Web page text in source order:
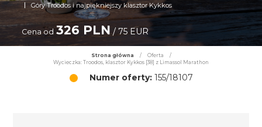
Góry Troodos i najpiękniejszy klasztor Kykkos
Cena od 326 PLN / 75 EUR
Strona główna / Oferta
/
Wycieczka: Troodos, klasztor Kykkos [38] z Limassol Marathon
Numer oferty:155/18107